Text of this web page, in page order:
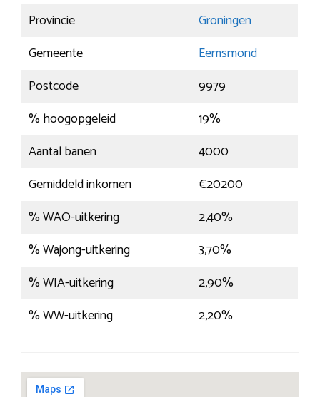
Provincie
Groningen
Gemeente
Eemsmond
Postcode
9979
% hoogopgeleid
19%
Aantal banen
4000
Gemiddeld inkomen
€20200
% WAO-uitkering
2,40%
% Wajong-uitkering
3,70%
% WIA-uitkering
2,90%
% WW-uitkering
2,20%